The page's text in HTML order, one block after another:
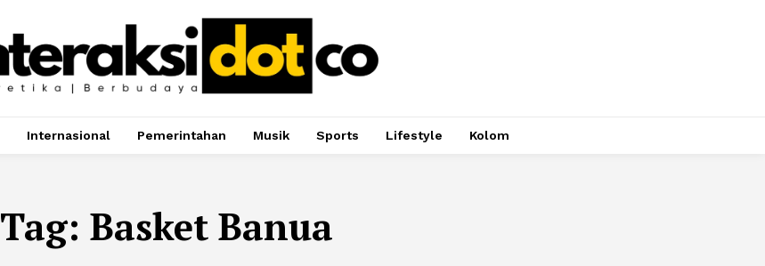
Internasional Pemerintahan Musik Sports Lifestyle Kolom
Tag: Basket Banua